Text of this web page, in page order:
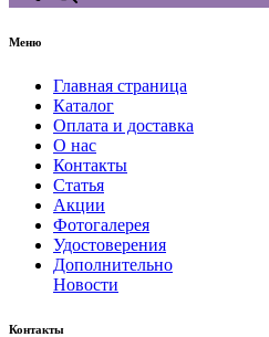
Меню
Главная страница
Каталог
Оплата и доставка
О нас
Контакты
Статья
Акции
Фотогалерея
Удостоверения
Дополнительно
Новости
Контакты